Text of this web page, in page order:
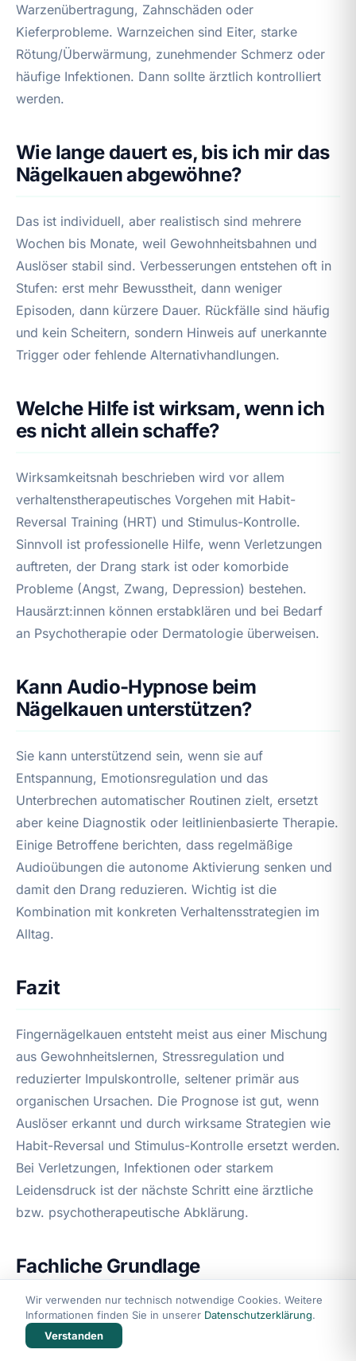
Warzenübertragung, Zahnschäden oder
Kieferprobleme. Warnzeichen sind Eiter, starke
Rötung/Überwärmung, zunehmender Schmerz oder
häufige Infektionen. Dann sollte ärztlich kontrolliert
werden.
Wie lange dauert es, bis ich mir das
Nägelkauen abgewöhne?
Das ist individuell, aber realistisch sind mehrere
Wochen bis Monate, weil Gewohnheitsbahnen und
Auslöser stabil sind. Verbesserungen entstehen oft in
Stufen: erst mehr Bewusstheit, dann weniger
Episoden, dann kürzere Dauer. Rückfälle sind häufig
und kein Scheitern, sondern Hinweis auf unerkannte
Trigger oder fehlende Alternativhandlungen.
Welche Hilfe ist wirksam, wenn ich
es nicht allein schaffe?
Wirksamkeitsnah beschrieben wird vor allem
verhaltenstherapeutisches Vorgehen mit Habit-
Reversal Training (HRT) und Stimulus-Kontrolle.
Sinnvoll ist professionelle Hilfe, wenn Verletzungen
auftreten, der Drang stark ist oder komorbide
Probleme (Angst, Zwang, Depression) bestehen.
Hausärzt:innen können erstabklären und bei Bedarf
an Psychotherapie oder Dermatologie überweisen.
Kann Audio-Hypnose beim
Nägelkauen unterstützen?
Sie kann unterstützend sein, wenn sie auf
Entspannung, Emotionsregulation und das
Unterbrechen automatischer Routinen zielt, ersetzt
aber keine Diagnostik oder leitlinienbasierte Therapie.
Einige Betroffene berichten, dass regelmäßige
Audioübungen die autonome Aktivierung senken und
damit den Drang reduzieren. Wichtig ist die
Kombination mit konkreten Verhaltensstrategien im
Alltag.
Fazit
Fingernägelkauen entsteht meist aus einer Mischung
aus Gewohnheitslernen, Stressregulation und
reduzierter Impulskontrolle, seltener primär aus
organischen Ursachen. Die Prognose ist gut, wenn
Auslöser erkannt und durch wirksame Strategien wie
Habit-Reversal und Stimulus-Kontrolle ersetzt werden.
Bei Verletzungen, Infektionen oder starkem
Leidensdruck ist der nächste Schritt eine ärztliche
bzw. psychotherapeutische Abklärung.
Fachliche Grundlage
Dieser Beitrag bietet evidenznahe
Gesundheitsinformation aus psychologischer und
Wir verwenden nur technisch notwendige Cookies. Weitere
Informationen finden Sie in unserer Datenschutzerklärung.
Verstanden